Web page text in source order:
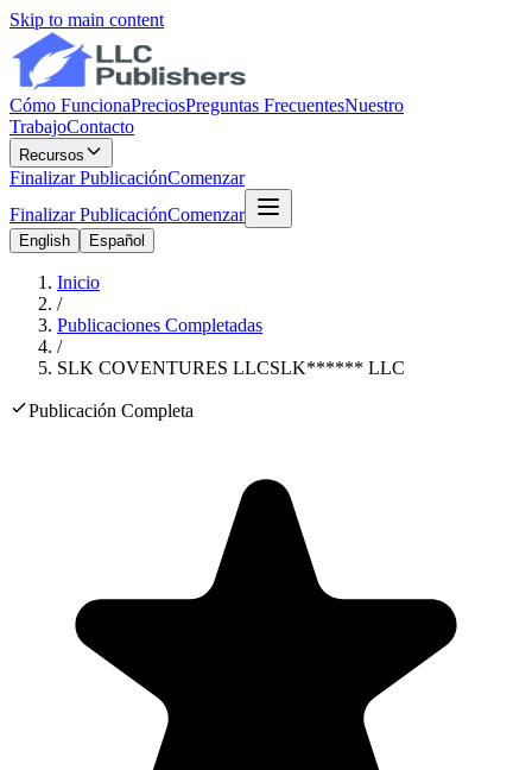
Skip to main content
Cómo FuncionaPreciosPreguntas FrecuentesNuestro
TrabajoContacto
Recursos
Finalizar PublicaciónComenzar
Finalizar PublicaciónComenzar
English Español
Inicio
/
Publicaciones Completadas
/
SLK COVENTURES LLCSLK****** LLC
Publicación Completa